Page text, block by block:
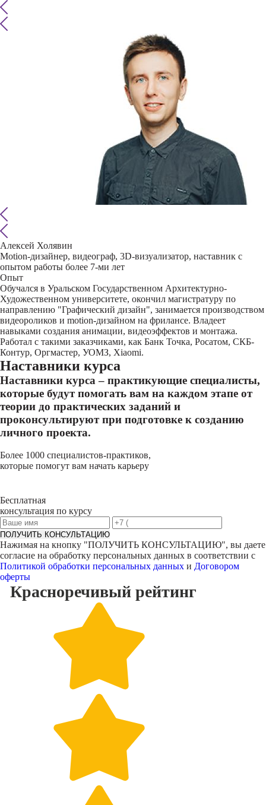
Алексей Холявин
Motion-дизайнер, видеограф, 3D-визуализатор, наставник с
опытом работы более 7-ми лет
Опыт
Обучался в Уральском Государственном Архитектурно-
Художественном университете, окончил магистратуру по
направлению "Графический дизайн", занимается производством
видеороликов и motion-дизайном на фрилансе. Владеет
навыками создания анимации, видеоэффектов и монтажа.
Работал с такими заказчиками, как Банк Точка, Росатом, СКБ-
Контур, Оргмастер, УОМЗ, Xiaomi.
Наставники курса
Наставники курса – практикующие специалисты,
которые будут помогать вам на каждом этапе от
теории до практических заданий и
проконсультируют при подготовке к созданию
личного проекта.
Более 1000 специалистов-практиков,
которые помогут вам начать карьеру
Бесплатная
консультация по курсу
ПОЛУЧИТЬ КОНСУЛЬТАЦИЮ
Нажимая на кнопку "ПОЛУЧИТЬ КОНСУЛЬТАЦИЮ", вы даете
согласие на обработку персональных данных в соответствии с
Политикой обработки персональных данных и Договором
оферты
Красноречивый рейтинг